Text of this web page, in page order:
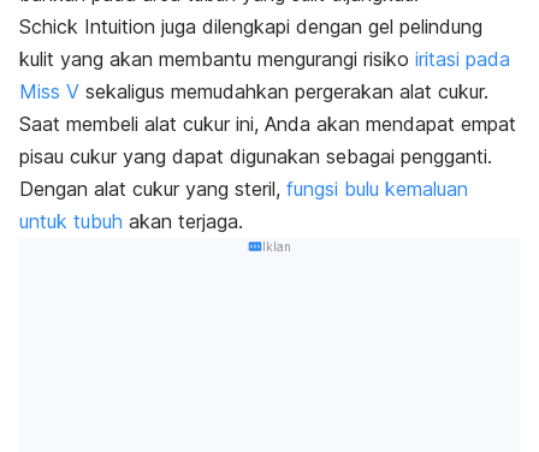
Schick Intuition juga dilengkapi dengan gel pelindung
kulit yang akan membantu mengurangi risiko iritasi pada
Miss V sekaligus memudahkan pergerakan alat cukur.
Saat membeli alat cukur ini, Anda akan mendapat empat
pisau cukur yang dapat digunakan sebagai pengganti.
Dengan alat cukur yang steril, fungsi bulu kemaluan
untuk tubuh akan terjaga.
Iklan